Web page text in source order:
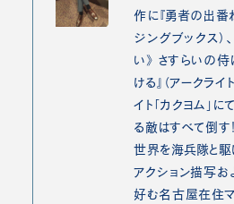
作に『勇者の出番ね
ジングブックス）
い》 さすらいの
ける』（アークライ
イト「カクヨム」に
る敵はすべて倒
世界を海兵隊と駆
アクション描写
好む名古屋在住マ